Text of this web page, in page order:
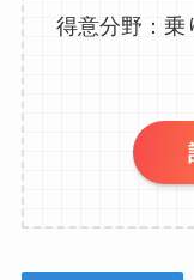
得意分野：乗